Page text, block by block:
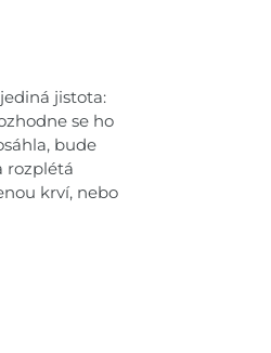
jistota:
se ho
bude
rozplétá
krví, nebo